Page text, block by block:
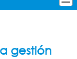
gestión